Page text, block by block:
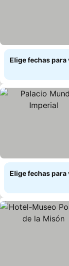
Elige fechas
Elige fechas